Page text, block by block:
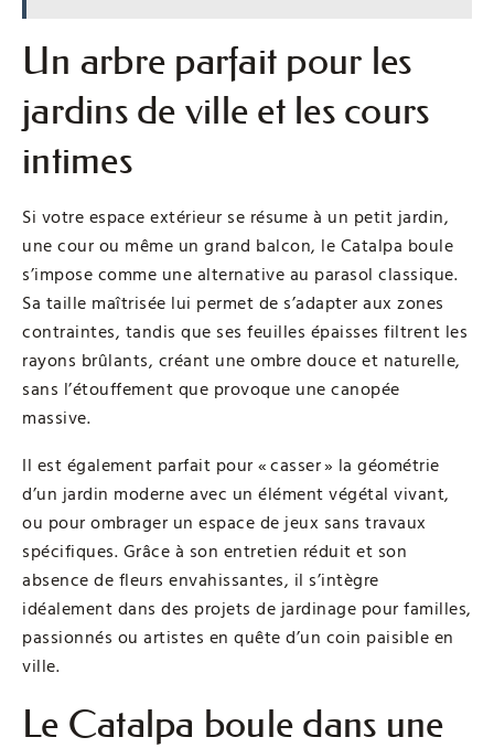
Un arbre parfait pour les
jardins de ville et les cours
intimes
Si votre espace extérieur se résume à un petit jardin,
une cour ou même un grand balcon, le Catalpa boule
s’impose comme une alternative au parasol classique.
Sa taille maîtrisée lui permet de s’adapter aux zones
contraintes, tandis que ses feuilles épaisses filtrent les
rayons brûlants, créant une ombre douce et naturelle,
sans l’étouffement que provoque une canopée
massive.
Il est également parfait pour « casser » la géométrie
d’un jardin moderne avec un élément végétal vivant,
ou pour ombrager un espace de jeux sans travaux
spécifiques. Grâce à son entretien réduit et son
absence de fleurs envahissantes, il s’intègre
idéalement dans des projets de jardinage pour familles,
passionnés ou artistes en quête d’un coin paisible en
ville.
Le Catalpa boule dans une